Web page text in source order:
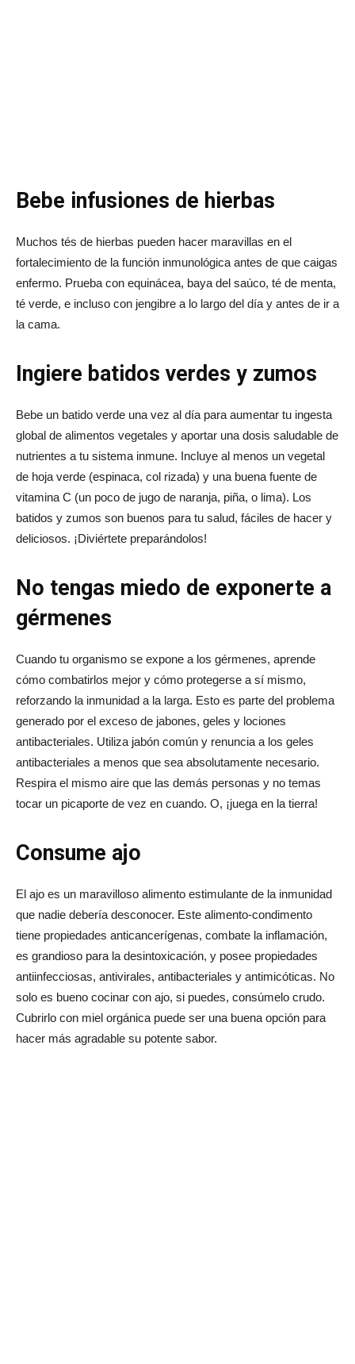
Bebe infusiones de hierbas
Muchos tés de hierbas pueden hacer maravillas en el
fortalecimiento de la función inmunológica antes de que caigas
enfermo. Prueba con equinácea, baya del saúco, té de menta,
té verde, e incluso con jengibre a lo largo del día y antes de ir a
la cama.
Ingiere batidos verdes y zumos
Bebe un batido verde una vez al día para aumentar tu ingesta
global de alimentos vegetales y aportar una dosis saludable de
nutrientes a tu sistema inmune. Incluye al menos un vegetal
de hoja verde (espinaca, col rizada) y una buena fuente de
vitamina C (un poco de jugo de naranja, piña, o lima). Los
batidos y zumos son buenos para tu salud, fáciles de hacer y
deliciosos. ¡Diviértete preparándolos!
No tengas miedo de exponerte a
gérmenes
Cuando tu organismo se expone a los gérmenes, aprende
cómo combatirlos mejor y cómo protegerse a sí mismo,
reforzando la inmunidad a la larga. Esto es parte del problema
generado por el exceso de jabones, geles y lociones
antibacteriales. Utiliza jabón común y renuncia a los geles
antibacteriales a menos que sea absolutamente necesario.
Respira el mismo aire que las demás personas y no temas
tocar un picaporte de vez en cuando. O, ¡juega en la tierra!
Consume ajo
El ajo es un maravilloso alimento estimulante de la inmunidad
que nadie debería desconocer. Este alimento-condimento
tiene propiedades anticancerígenas, combate la inflamación,
es grandioso para la desintoxicación, y posee propiedades
antiinfecciosas, antivirales, antibacteriales y antimicóticas. No
solo es bueno cocinar con ajo, si puedes, consúmelo crudo.
Cubrirlo con miel orgánica puede ser una buena opción para
hacer más agradable su potente sabor.